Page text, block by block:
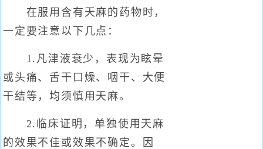
在服用含有天麻的药物时，
一定要注意以下几点：
1.凡津液衰少，表现为眩晕
或头痛、舌干口燥、咽干、大便
干结等，均须慎用天麻。
2.临床证明，单独使用天麻
的效果不佳或效果不确定。因